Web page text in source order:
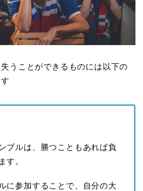
うことができるものには以下の
ブルは、勝つこともあれば負
す。
に参加することで、自分の大